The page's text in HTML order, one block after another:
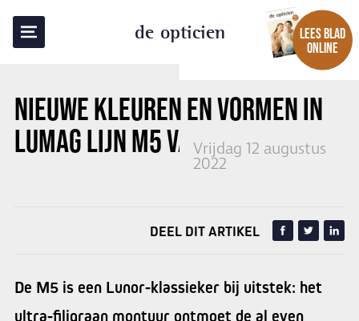
de opticien
LEES BLAD
ONLINE
NIEUWE KLEUREN EN VORMEN IN
LUMAG LIJN M5 VAN LUNOR
Vrijdag 12 augustus
2022
TERUG NAAR OVERZICHT
DEEL DIT ARTIKEL
De M5 is een Lunor-klassieker bij uitstek: het
ultra-filigraan montuur ontmoet de al even